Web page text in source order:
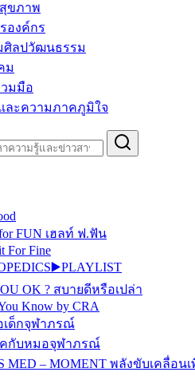
ขภาพ
องค์กร
ศิลปวัฒนธรรม
ม
มมือ
ละความภาคภูมิใจ
FUN เฮลท์ ฟ.ฟัน
For Fine
OK ? สบายดีหรือเปล่า
Know by CRA
ด็กจุฬาภรณ์
กับหมอจุฬาภรณ์
MED – MOMENT พลังขับเคลื่อ